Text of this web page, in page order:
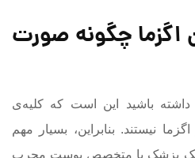
چگونه صورت
داشته باشید این است که کلیه‌ی
نیستند. بنابراین، بسیار مهم
پزشک یا متخصص پوستِ مجرب